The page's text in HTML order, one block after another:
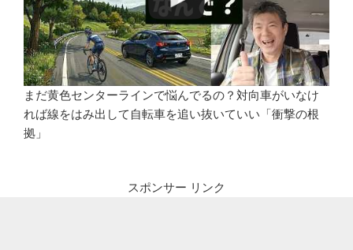
まだ黄色センターラインで悩んでるの？対向車がいなけ
れば線をはみ出して自転車を追い抜いていい「衝撃の根
拠」
スポンサー リンク